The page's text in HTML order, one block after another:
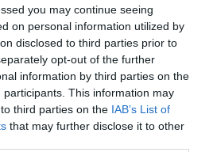
you may continue seeing
on personal information utilized by
disclosed to third parties prior to
opt-out of the further
information by third parties on the
participants. This information may
third parties on the IAB’s List of
that may further disclose it to other
Starmer brit miniszterelnök londoni
nem történt.
szerint a tűz hajnalban
Kentish Town városrészben lévő
rongálódott meg.
a lángokat húsz perc alatt